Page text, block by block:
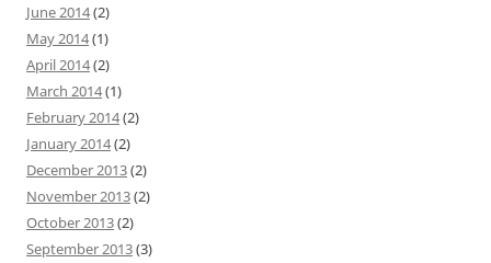
June 2014(2)
May 2014(1)
April 2014(2)
March 2014(1)
February 2014(2)
January 2014(2)
December 2013(2)
November 2013(2)
October 2013(2)
September 2013(3)